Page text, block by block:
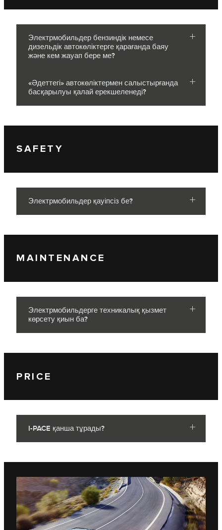
Электрмобильдер бензиндік немесе
дизельдік автокөліктерге қарағанда баяу
және кем жауап бере ме?
«Әдеттегі» автокөліктермен салыстырғанда
басқарылуы қалай ерекшеленеді?
SAFETY
Электрмобильдер қауіпсіз бе?
MAINTENANCE
Электрмобильдерге техникалық қызмет
көрсету қиын ба?
PRICE
I-PACE қанша тұрады?